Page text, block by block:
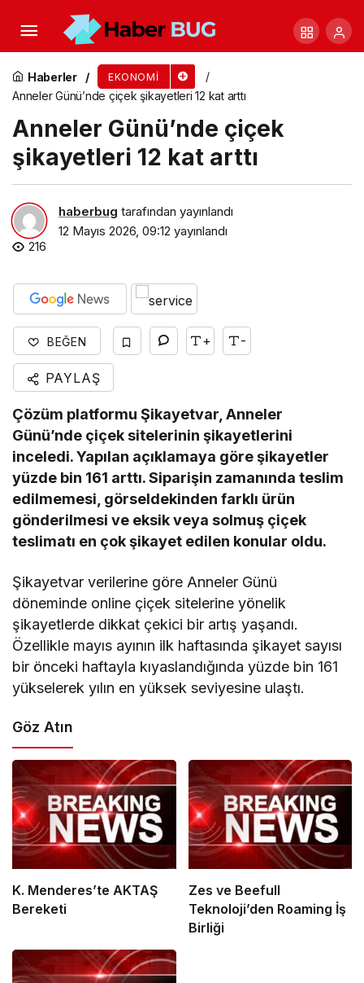
Haberler EKONOMI
Anneler Günü’nde çiçek şikayetleri 12 kat arttı
Anneler Günü’nde çiçek
şikayetleri 12 kat arttı
haberbug tarafından yayınlandı
12 Mayıs 2026, 09:12 yayınlandı
216
BEĞEN + -
PAYLAŞ
Çözüm platformu Şikayetvar, Anneler
Günü’nde çiçek sitelerinin şikayetlerini
inceledi. Yapılan açıklamaya göre şikayetler
yüzde bin 161 arttı. Siparişin zamanında teslim
edilmemesi, görseldekinden farklı ürün
gönderilmesi ve eksik veya solmuş çiçek
teslimatı en çok şikayet edilen konular oldu.
Şikayetvar verilerine göre Anneler Günü
döneminde online çiçek sitelerine yönelik
şikayetlerde dikkat çekici bir artış yaşandı.
Özellikle mayıs ayının ilk haftasında şikayet sayısı
bir önceki haftayla kıyaslandığında yüzde bin 161
yükselerek yılın en yüksek seviyesine ulaştı.
Göz Atın
K. Menderes’te AKTAŞ
Bereketi
Zes ve Beefull
Teknoloji’den Roaming İş
Birliği
Üsküdar Belediyesi’nden Çocukların Bayram
Sevincine 1500 Liralık Kıyafet Desteği